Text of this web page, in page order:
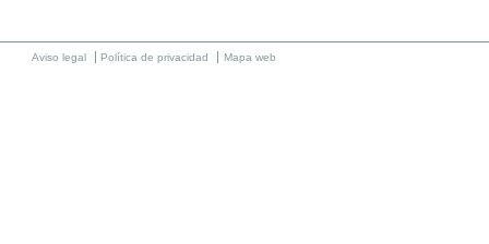
Aviso legal Política de privacidad Mapa web